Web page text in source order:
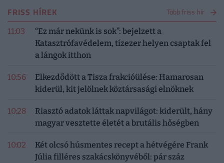
FRISS HÍREK Több friss hír
11:03
“Ez már nekünk is sok”: bejelzett a
Katasztrófavédelem, tízezer helyen csaptak fel
a lángok itthon
10:56
Elkezdődött a Tisza frakcióülése: Hamarosan
kiderül, kit jelölnek köztársasági elnöknek
10:28
Riasztó adatok láttak napvilágot: kiderült, hány
magyar vesztette életét a brutális hőségben
10:02
Két olcsó húsmentes recept a hétvégére Frank
Júlia filléres szakácskönyvéből: pár száz